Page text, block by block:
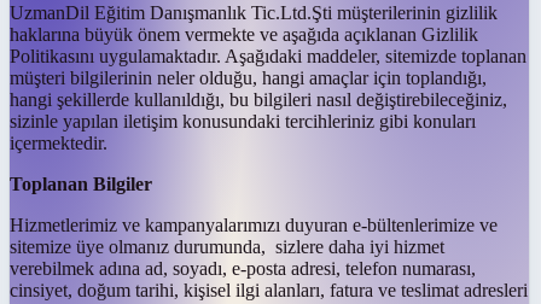
UzmanDil Eğitim Danışmanlık Tic.Ltd.Şti müşterilerinin gizlilik
haklarına büyük önem vermekte ve aşağıda açıklanan Gizlilik
Politikasını uygulamaktadır. Aşağıdaki maddeler, sitemizde toplanan
müşteri bilgilerinin neler olduğu, hangi amaçlar için toplandığı,
hangi şekillerde kullanıldığı, bu bilgileri nasıl değiştirebileceğiniz,
sizinle yapılan iletişim konusundaki tercihleriniz gibi konuları
içermektedir.
Toplanan Bilgiler
Hizmetlerimiz ve kampanyalarımızı duyuran e-bültenlerimize ve
sitemize üye olmanız durumunda, sizlere daha iyi hizmet
verebilmek adına ad, soyadı, e-posta adresi, telefon numarası,
cinsiyet, doğum tarihi, kişisel ilgi alanları, fatura ve teslimat adresleri